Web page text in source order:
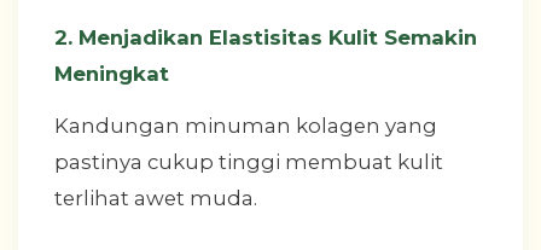
2. Menjadikan Elastisitas Kulit Semakin
Meningkat
Kandungan minuman kolagen yang
pastinya cukup tinggi membuat kulit
terlihat awet muda.